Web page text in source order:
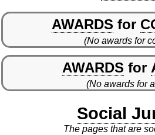
AWARDS for
(No awards for
AWARDS for
(No awards for
Social
The pages that are